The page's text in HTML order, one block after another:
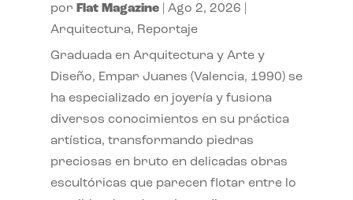
por Flat Magazine| Ago 2, 2026
Arquitectura, Reportaje
Graduada en Arquitectura y Arte y
Diseño, Empar Juanes (Valencia, 1990) se
ha especializado en joyería y fusiona
diversos conocimientos en su práctica
artística, transformando piedras
preciosas en bruto en delicadas obras
escultóricas que parecen flotar entre lo